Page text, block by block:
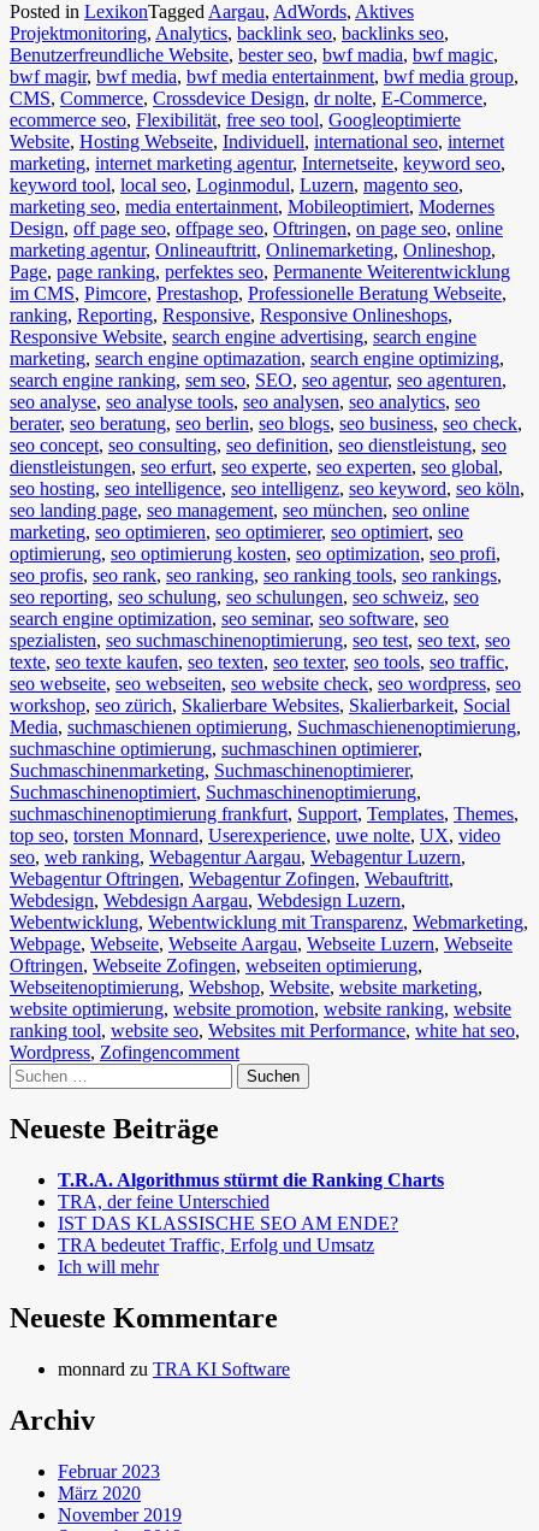
Posted in LexikonTagged Aargau, AdWords, Aktives
Projektmonitoring, Analytics, backlink seo, backlinks seo,
Benutzerfreundliche Website, bester seo, bwf madia, bwf magic,
bwf magir, bwf media, bwf media entertainment, bwf media group,
CMS, Commerce, Crossdevice Design, dr nolte, E-Commerce,
ecommerce seo, Flexibilität, free seo tool, Googleoptimierte
Website, Hosting Webseite, Individuell, international seo, internet
marketing, internet marketing agentur, Internetseite, keyword seo,
keyword tool, local seo, Loginmodul, Luzern, magento seo,
marketing seo, media entertainment, Mobileoptimiert, Modernes
Design, off page seo, offpage seo, Oftringen, on page seo, online
marketing agentur, Onlineauftritt, Onlinemarketing, Onlineshop,
Page, page ranking, perfektes seo, Permanente Weiterentwicklung
im CMS, Pimcore, Prestashop, Professionelle Beratung Webseite,
ranking, Reporting, Responsive, Responsive Onlineshops,
Responsive Website, search engine advertising, search engine
marketing, search engine optimazation, search engine optimizing,
search engine ranking, sem seo, SEO, seo agentur, seo agenturen,
seo analyse, seo analyse tools, seo analysen, seo analytics, seo
berater, seo beratung, seo berlin, seo blogs, seo business, seo check,
seo concept, seo consulting, seo definition, seo dienstleistung, seo
dienstleistungen, seo erfurt, seo experte, seo experten, seo global,
seo hosting, seo intelligence, seo intelligenz, seo keyword, seo köln,
seo landing page, seo management, seo münchen, seo online
marketing, seo optimieren, seo optimierer, seo optimiert, seo
optimierung, seo optimierung kosten, seo optimization, seo profi,
seo profis, seo rank, seo ranking, seo ranking tools, seo rankings,
seo reporting, seo schulung, seo schulungen, seo schweiz, seo
search engine optimization, seo seminar, seo software, seo
spezialisten, seo suchmaschinenoptimierung, seo test, seo text, seo
texte, seo texte kaufen, seo texten, seo texter, seo tools, seo traffic,
seo webseite, seo webseiten, seo website check, seo wordpress, seo
workshop, seo zürich, Skalierbare Websites, Skalierbarkeit, Social
Media, suchmaschienen optimierung, Suchmaschienenoptimierung,
suchmaschine optimierung, suchmaschinen optimierer,
Suchmaschinenmarketing, Suchmaschinenoptimierer,
Suchmaschinenoptimiert, Suchmaschinenoptimierung,
suchmaschinenoptimierung frankfurt, Support, Templates, Themes,
top seo, torsten Monnard, Userexperience, uwe nolte, UX, video
seo, web ranking, Webagentur Aargau, Webagentur Luzern,
Webagentur Oftringen, Webagentur Zofingen, Webauftritt,
Webdesign, Webdesign Aargau, Webdesign Luzern,
Webentwicklung, Webentwicklung mit Transparenz, Webmarketing,
Webpage, Webseite, Webseite Aargau, Webseite Luzern, Webseite
Oftringen, Webseite Zofingen, webseiten optimierung,
Webseitenoptimierung, Webshop, Website, website marketing,
website optimierung, website promotion, website ranking, website
ranking tool, website seo, Websites mit Performance, white hat seo,
Wordpress, Zofingencomment
Suchen
nach:
Neueste Beiträge
T.R.A. Algorithmus stürmt die Ranking Charts
TRA, der feine Unterschied
IST DAS KLASSISCHE SEO AM ENDE?
TRA bedeutet Traffic, Erfolg und Umsatz
Ich will mehr
Neueste Kommentare
monnard zu TRA KI Software
Archiv
Februar 2023
März 2020
November 2019